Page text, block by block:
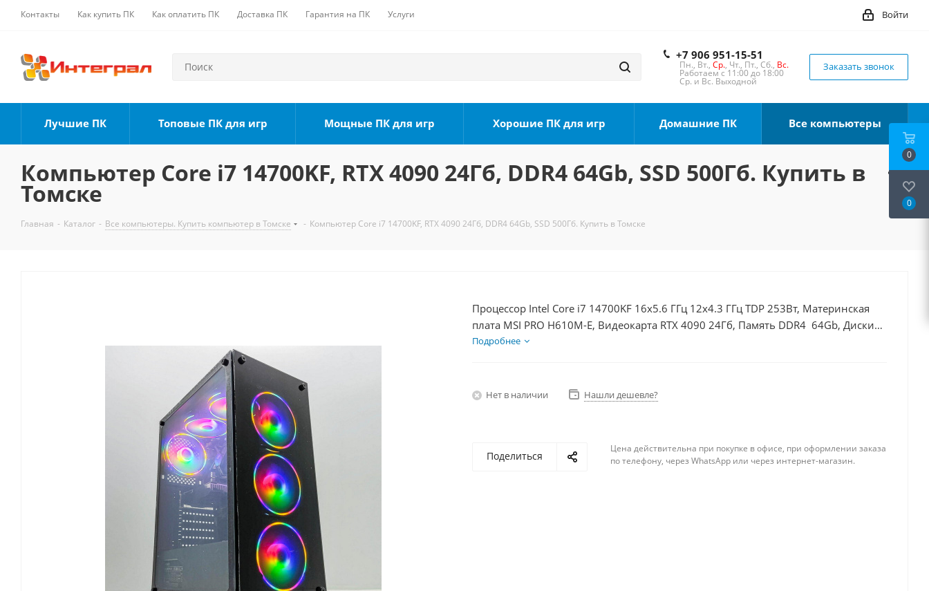
Контакты Как купить ПК Как оплатить ПК Доставка ПК Гарантия на ПК Услуги Войти
+7 906 951-15-51
Пн., Вт., Ср., Чт., Пт., Сб., Вс.
Работаем с 11:00 до 18:00
Ср. и Вс. Выходной
Заказать звонок
Лучшие ПК Топовые ПК для игр Мощные ПК для игр Хорошие ПК для игр Домашние ПК Все компьютеры
Компьютер Core i7 14700KF, RTX 4090 24Гб, DDR4 64Gb, SSD 500Гб. Купить в
Томске
Главная - Каталог - Все компьютеры. Купить компьютер в Томске - Компьютер Core i7 14700KF, RTX 4090 24Гб, DDR4 64Gb, SSD 500Гб. Купить в Томске
Процессор Intel Core i7 14700KF 16x5.6 ГГц 12x4.3 ГГц TDP 253Вт, Материнская
плата MSI PRO H610M-E, Видеокарта RTX 4090 24Гб, Память DDR4 64Gb, Диски
SSD 500Гб, БП 850Вт
Подробнее
Нет в наличии Нашли дешевле?
Поделиться
Цена действительна при покупке в офисе, при оформлении заказа
по телефону, через WhatsApp или через интернет-магазин.
0
0